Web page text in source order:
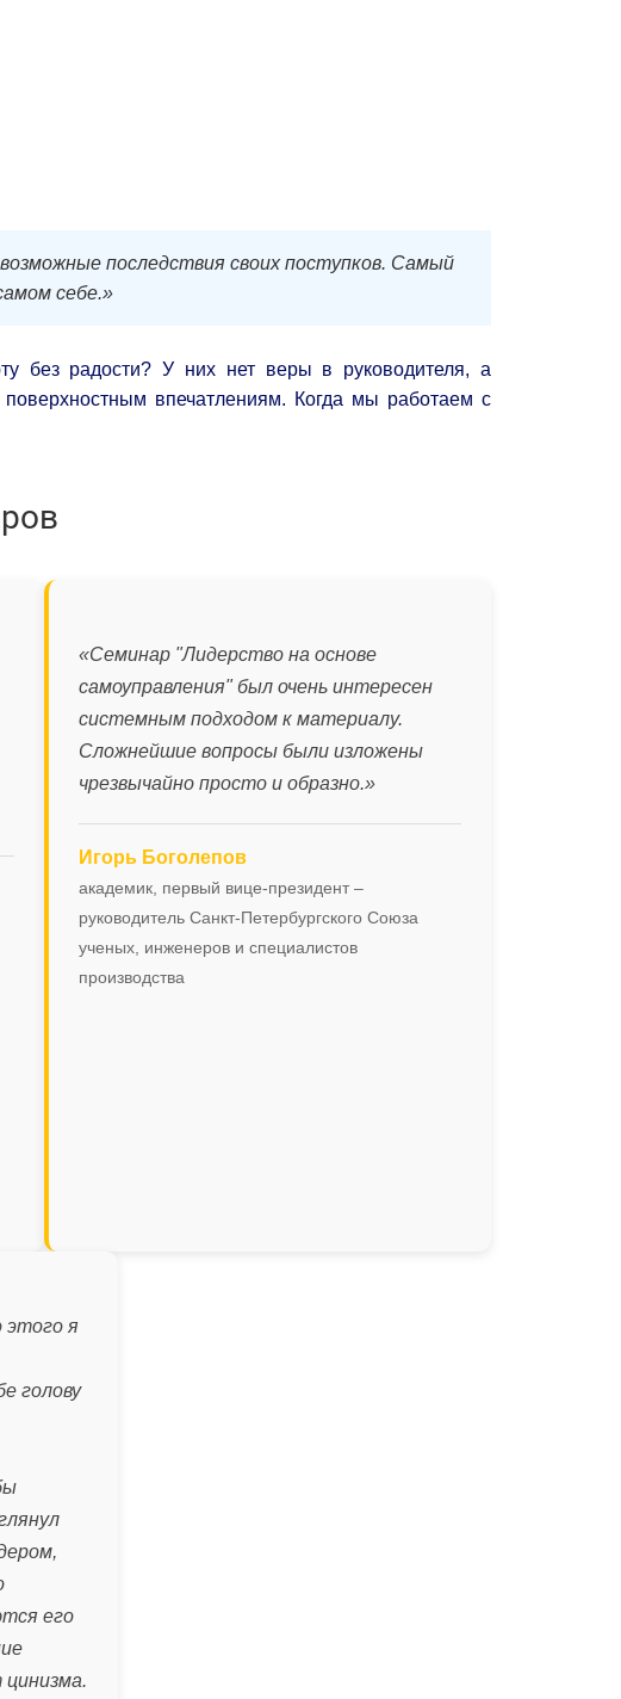
последствия своих поступков. Самый
себе.»
без радости? У них нет веры в руководителя, а
впечатлениям. Когда мы работаем с
«Семинар "Лидерство на основе
самоуправления" был очень интересен
системным подходом к материалу.
Сложнейшие вопросы были изложены
чрезвычайно просто и образно.»
Игорь Боголепов
академик, первый вице-президент –
руководитель Санкт-Петербургского Союза
ученых, инженеров и специалистов
производства
этого я
голову
его
цинизма.